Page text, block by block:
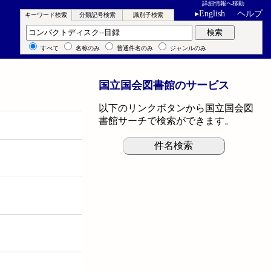
詳細情報へ移動
▸English ヘルプ
キーワード検索 分類記号検索 識別子検索
キーワード検索 検索
すべて 名称のみ 普通件名のみ ジャンルのみ
国立国会図書館のサービス
以下のリンクボタンから国立国会図
書館サーチで検索ができます。
件名検索